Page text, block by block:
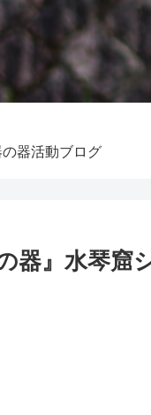
の器活動ブログ
器』水琴窟